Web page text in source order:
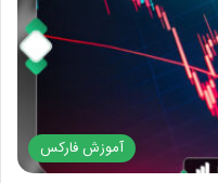
آموزش فارکس